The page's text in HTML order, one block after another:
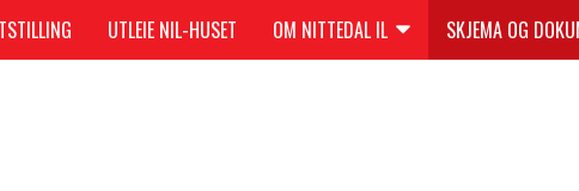
UTLEIE NIL-HUSET OM NITTEDAL IL SKJEMA OG